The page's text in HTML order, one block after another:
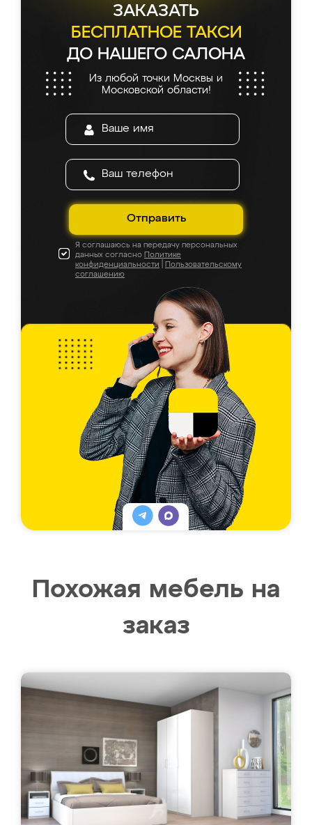
ЗАКАЗАТЬ
БЕСПЛАТНОЕ ТАКСИ
ДО НАШЕГО САЛОНА
Из любой точки Москвы и
Московской области!
Отправить
Я соглашаюсь на передачу персональных
данных согласно Политике
конфиденциальности
Пользовательскому
соглашению
Похожая мебель на
заказ